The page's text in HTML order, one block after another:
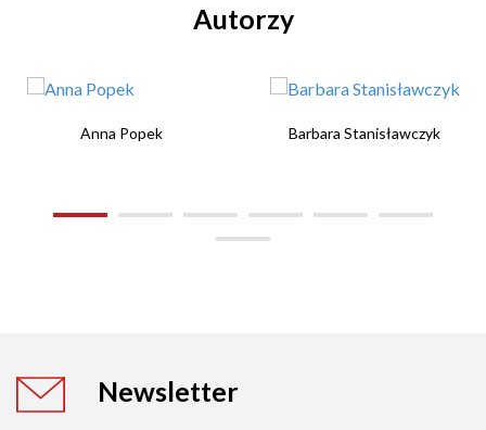
Autorzy
Anna Popek Barbara Stanisławczyk
Newsletter